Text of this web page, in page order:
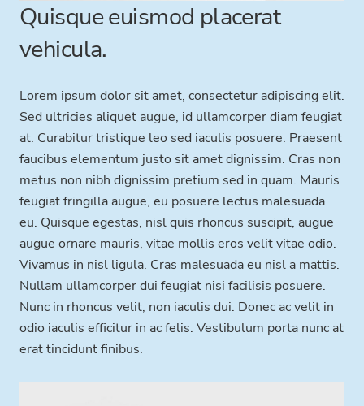
Quisque euismod placerat
vehicula.
Lorem ipsum dolor sit amet, consectetur adipiscing elit.
Sed ultricies aliquet augue, id ullamcorper diam feugiat
at. Curabitur tristique leo sed iaculis posuere. Praesent
faucibus elementum justo sit amet dignissim. Cras non
metus non nibh dignissim pretium sed in quam. Mauris
feugiat fringilla augue, eu posuere lectus malesuada
eu. Quisque egestas, nisl quis rhoncus suscipit, augue
augue ornare mauris, vitae mollis eros velit vitae odio.
Vivamus in nisl ligula. Cras malesuada eu nisl a mattis.
Nullam ullamcorper dui feugiat nisi facilisis posuere.
Nunc in rhoncus velit, non iaculis dui. Donec ac velit in
odio iaculis efficitur in ac felis. Vestibulum porta nunc at
erat tincidunt finibus.